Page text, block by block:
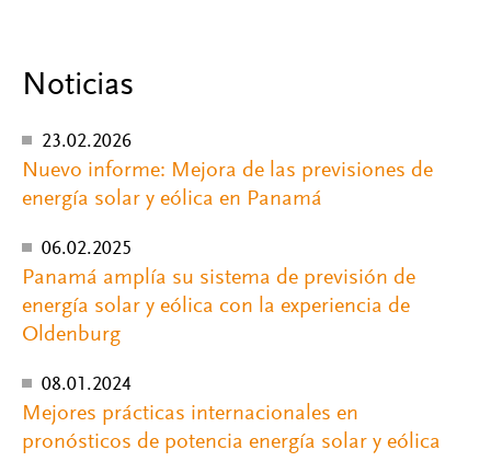
Noticias
23.02.2026
Nuevo informe: Mejora de las previsiones de
energía solar y eólica en Panamá
06.02.2025
Panamá amplía su sistema de previsión de
energía solar y eólica con la experiencia de
Oldenburg
08.01.2024
Mejores prácticas internacionales en
pronósticos de potencia energía solar y eólica